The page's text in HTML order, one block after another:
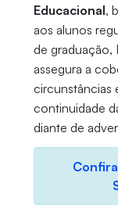
Educacional,
aos alunos
de graduação,
assegura a
circunstâncias
continuidade
diante de